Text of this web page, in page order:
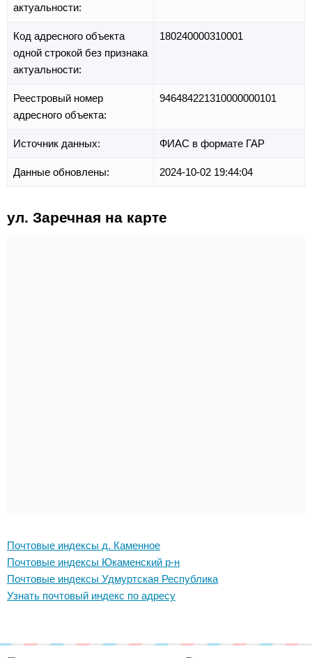
актуальности:
Код адресного объекта
одной строкой без признака
актуальности:
180240000310001
Реестровый номер
адресного объекта:
946484221310000000101
Источник данных: ФИАС в формате ГАР
Данные обновлены: 2024-10-02 19:44:04
ул. Заречная на карте
Почтовые индексы д. Каменное
Почтовые индексы Юкаменский р-н
Почтовые индексы Удмуртская Республика
Узнать почтовый индекс по адресу